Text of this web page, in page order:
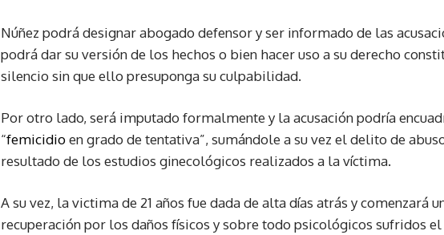
Núñez podrá designar abogado defensor y ser informado de las
podrá dar su versión de los hechos o bien hacer uso a su derecho
silencio sin que ello presuponga su culpabilidad.
Por otro lado, será imputado formalmente y la acusación podría
“femicidioen grado de tentativa”, sumándole a su vez el delito de
resultado de los estudios ginecológicos realizados a la víctima.
A su vez, la victima de 21 años fue dada de alta días atrás y comenzará
recuperación por los daños físicos y sobre todo psicológicos sufridos